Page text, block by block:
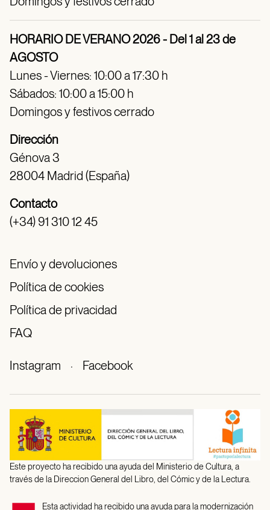
HORARIO DE VERANO 2026 - Del 1 al 23 de
AGOSTO
Lunes - Viernes: 10:00 a 17:30 h
Sábados: 10:00 a 15:00 h
Domingos y festivos cerrado
Dirección
Génova 3
28004 Madrid (España)
Contacto
(+34) 91 310 12 45
Envío y devoluciones
Política de cookies
Política de privacidad
FAQ
Instagram · Facebook
Este proyecto ha recibido una ayuda del Ministerio de Cultura, a
través de la Direccion General del Libro, del Cómic y de la Lectura.
Esta actividad ha recibido una ayuda para la modernización